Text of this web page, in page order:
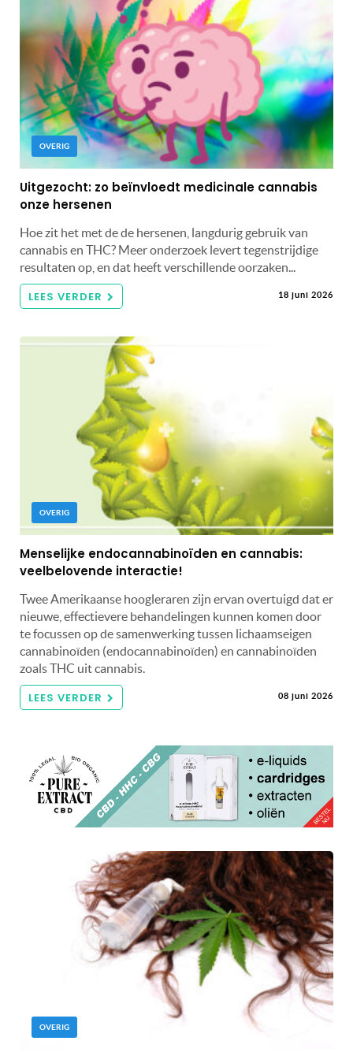
OVERIG
Uitgezocht: zo beïnvloedt medicinale cannabis
onze hersenen
Hoe zit het met de de hersenen, langdurig gebruik van
cannabis en THC? Meer onderzoek levert tegenstrijdige
resultaten op, en dat heeft verschillende oorzaken...
LEES VERDER 18 juni 2026
OVERIG
Menselijke endocannabinoïden en cannabis:
veelbelovende interactie!
Twee Amerikaanse hoogleraren zijn ervan overtuigd dat er
nieuwe, effectievere behandelingen kunnen komen door
te focussen op de samenwerking tussen lichaamseigen
cannabinoïden (endocannabinoïden) en cannabinoïden
zoals THC uit cannabis.
LEES VERDER 08 juni 2026
OVERIG